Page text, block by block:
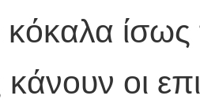
ίσως
οι